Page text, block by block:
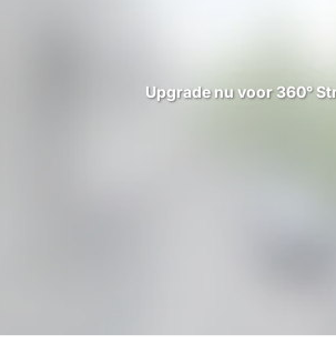
Upgrade nu voor 360°